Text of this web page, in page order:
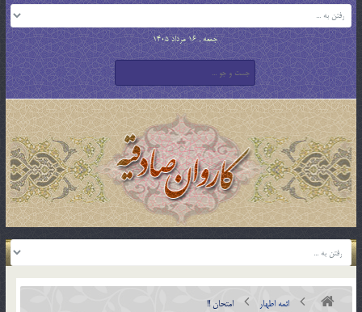
جمعه , 16 مرداد 1405
ائمه اطهار امتحان !!